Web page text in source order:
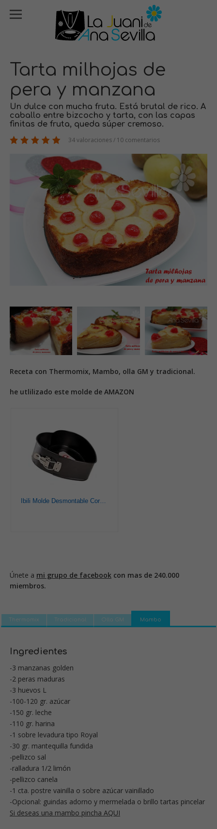
Tarta milhojas de
pera y manzana
Un dulce con mucha fruta. Está brutal de rico. A
caballo entre bizcocho y tarta, con las capas
finitas de fruta, queda súper cremoso.
34 valoraciones / 10 comentarios
Receta con Thermomix, Mambo, olla GM y tradicional.
he utlilizado este molde de AMAZON
Únete a mi grupo de facebook con mas de 240.000
miembros.
Thermomix Tradicional Olla GM Mambo
Ingredientes
-3 manzanas golden
-2 peras maduras
-3 huevos L
-100-120 gr. azúcar
-150 gr. leche
-110 gr. harina
-1 sobre levadura tipo Royal
-30 gr. mantequilla fundida
-pellizco sal
-ralladura 1/2 limón
-pellizco canela
-1 cta. postre vainilla o sobre azúcar vainillado
-Opcional: guindas adorno y mermelada o brillo tartas pincelar
Si deseas una mambo pincha AQUI